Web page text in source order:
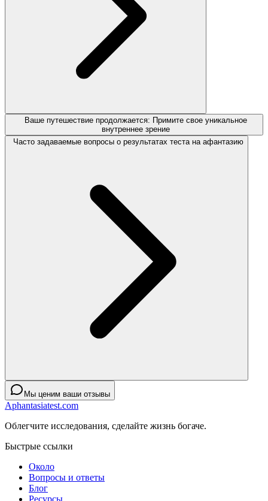
Ваше путешествие продолжается: Примите свое уникальное
внутреннее зрение
Часто задаваемые вопросы о результатах теста на афантазию
Мы ценим ваши отзывы
Aphantasiatest.com
Облегчите исследования, сделайте жизнь богаче.
Быстрые ссылки
Около
Вопросы и ответы
Блог
Ресурсы